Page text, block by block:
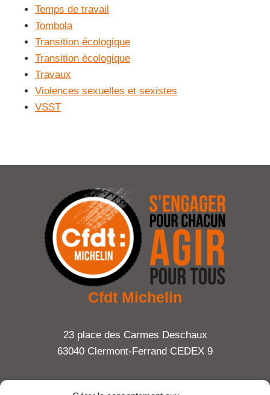
Temps de travail
Tombola
Transition écologique
Transition écologique
Travaux
Violences sexuelles et sexistes
VSST
Cfdt Michelin
23 place des Carmes Deschaux
63040 Clermont-Ferrand CEDEX 9
Tel : 06 65 27 23 81